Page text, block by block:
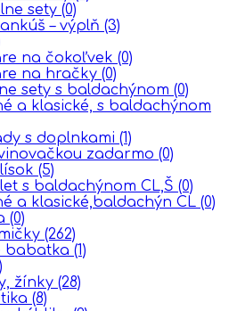
sety (0)
– výplň (3)
na čokoľvek (0)
na hračky (0)
sety s baldachýnom (0)
a klasické, s baldachýnom
s doplnkami (1)
zadarmo (0)
(5)
s baldachýnom CL,Š (0)
a klasické,baldachýn CL (0)
(0)
(262)
babatka (1)
žínky (28)
(8)